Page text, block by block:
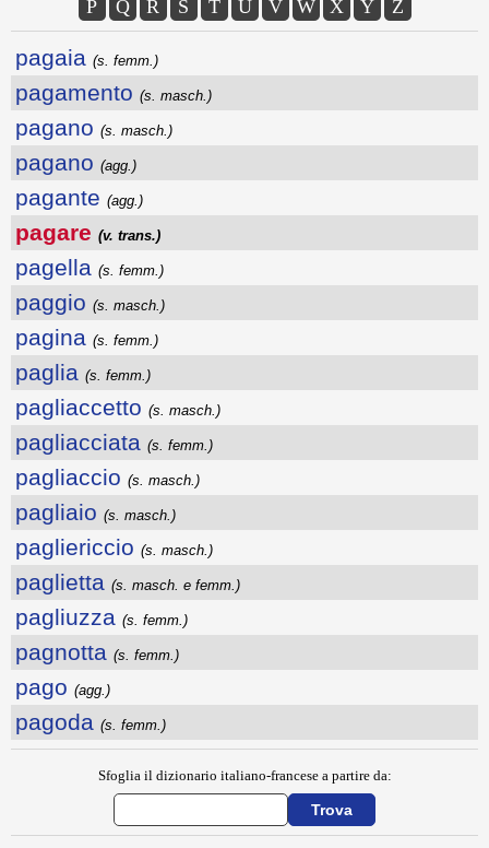
P
Q R S T U V W X Y Z
pagaia (s. femm.)
pagamento (s. masch.)
pagano (s. masch.)
pagano (agg.)
pagante (agg.)
pagare (v. trans.)
pagella (s. femm.)
paggio (s. masch.)
pagina (s. femm.)
paglia (s. femm.)
pagliaccetto (s. masch.)
pagliacciata (s. femm.)
pagliaccio (s. masch.)
pagliaio (s. masch.)
pagliericcio (s. masch.)
paglietta (s. masch. e femm.)
pagliuzza (s. femm.)
pagnotta (s. femm.)
pago (agg.)
pagoda (s. femm.)
Sfoglia il dizionario italiano-francese a partire da: